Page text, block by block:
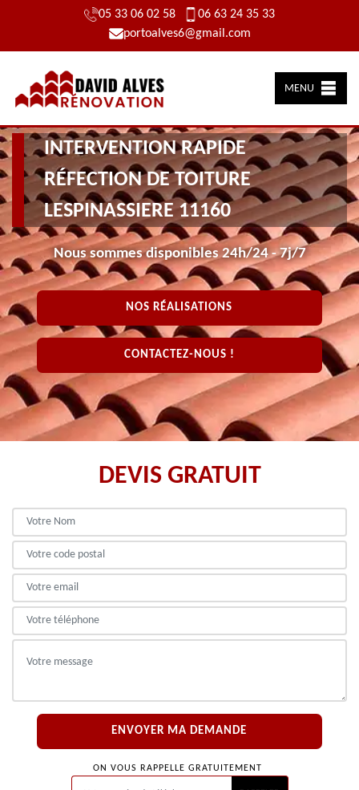
05 33 06 02 58
06 63 24 35 33
portoalves6@gmail.com
MENU
INTERVENTION RAPIDE
RÉFECTION DE TOITURE
LESPINASSIERE 11160
Nous sommes disponibles 24h/24 - 7j/7
NOS RÉALISATIONS
CONTACTEZ-NOUS !
DEVIS GRATUIT
ON VOUS RAPPELLE GRATUITEMENT